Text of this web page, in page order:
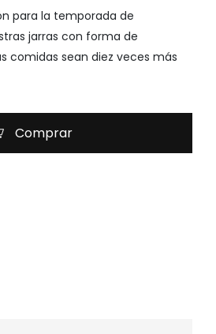
para la temporada de
jarras con forma de
comidas sean diez veces más
Comprar